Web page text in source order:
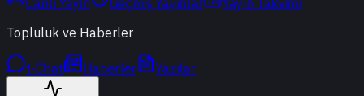
Canlı Yayın Geçmiş Yayınlar
Yayın Takvimi
Topluluk ve Haberler
t-Chat Haberler Yazılar